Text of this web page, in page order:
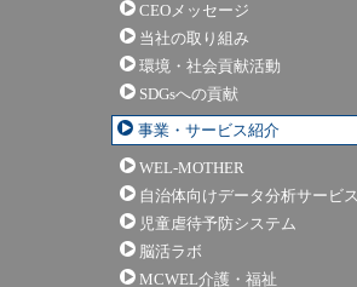
CEOメッセージ
当社の取り組み
環境・社会貢献活動
SDGsへの貢献
事業・サービス紹介
WEL-MOTHER
自治体向けデータ分析サービス
児童虐待予防システム
脳活ラボ
MCWEL介護・福祉